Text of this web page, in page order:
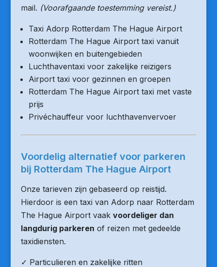
mail. (Voorafgaande toestemming vereist.)
Taxi Adorp Rotterdam The Hague Airport
Rotterdam The Hague Airport taxi vanuit
woonwijken en buitengebieden
Luchthaventaxi voor zakelijke reizigers
Airport taxi voor gezinnen en groepen
Rotterdam The Hague Airport taxi met vaste
prijs
Privéchauffeur voor luchthavenvervoer
Voordelig alternatief voor parkeren
bij Rotterdam The Hague Airport
Onze tarieven zijn gebaseerd op reistijd.
Hierdoor is een taxi van Adorp naar Rotterdam
The Hague Airport vaak voordeliger dan
langdurig parkeren of reizen met gedeelde
taxidiensten.
✓ Particulieren en zakelijke ritten